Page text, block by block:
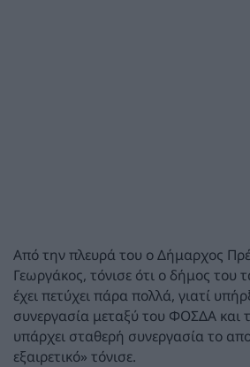
Από την πλευρά του ο Δήμαρχος
Γεωργάκος, τόνισε ότι ο δήμος του
έχει πετύχει πάρα πολλά, γιατί
συνεργασία μεταξύ του ΦΟΣΔΑ και
υπάρχει σταθερή συνεργασία το
εξαιρετικό» τόνισε.